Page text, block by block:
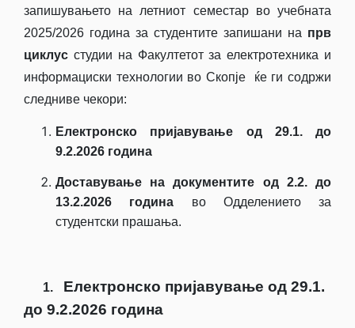
запишувањето на летниот семестар во учебната
2025/2026 година за студентите запишани на прв
циклус студии на Факултетот за електротехника и
информациски технологии во Скоп­­­је ќе ги содржи
следниве чекори:
Електронско пријавување од 29.1. до
9.2.2026 година
Доставување на документите од 2.2. до
13.2.2026 година во Одделението за
студентски прашања.
1. Електронско пријавување од 29.1.
до 9.2.2026 година